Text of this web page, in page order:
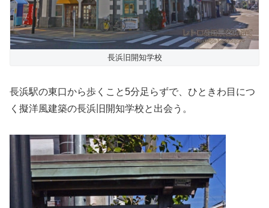
長浜旧開知学校
長浜駅の東口から歩くこと5分足らずで、ひときわ目につ
く擬洋風建築の長浜旧開知学校と出会う。